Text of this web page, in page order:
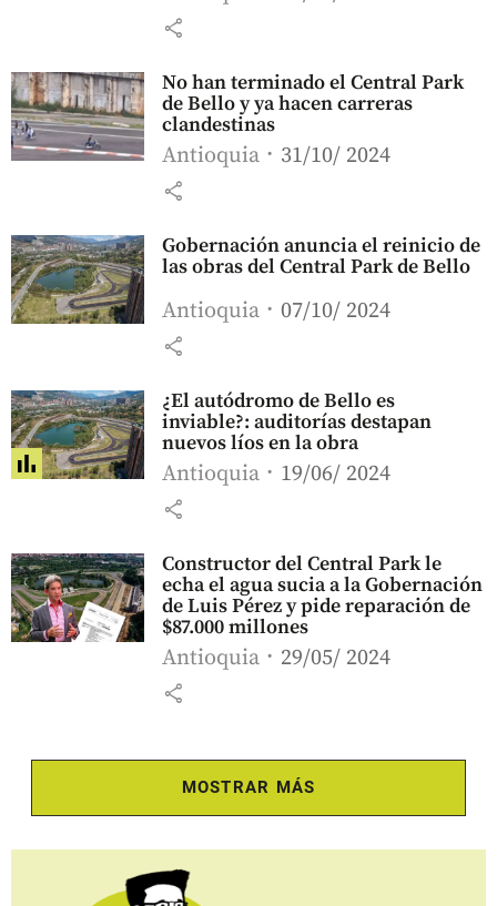
share
No han terminado el Central Park
de Bello y ya hacen carreras
clandestinas
Antioquia 31/10/ 2024
share
Gobernación anuncia el reinicio de
las obras del Central Park de Bello
Antioquia 07/10/ 2024
share
¿El autódromo de Bello es
inviable?: auditorías destapan
nuevos líos en la obra
Antioquia 19/06/ 2024
share
Constructor del Central Park le
echa el agua sucia a la Gobernación
de Luis Pérez y pide reparación de
$87.000 millones
Antioquia 29/05/ 2024
share
MOSTRAR MÁS